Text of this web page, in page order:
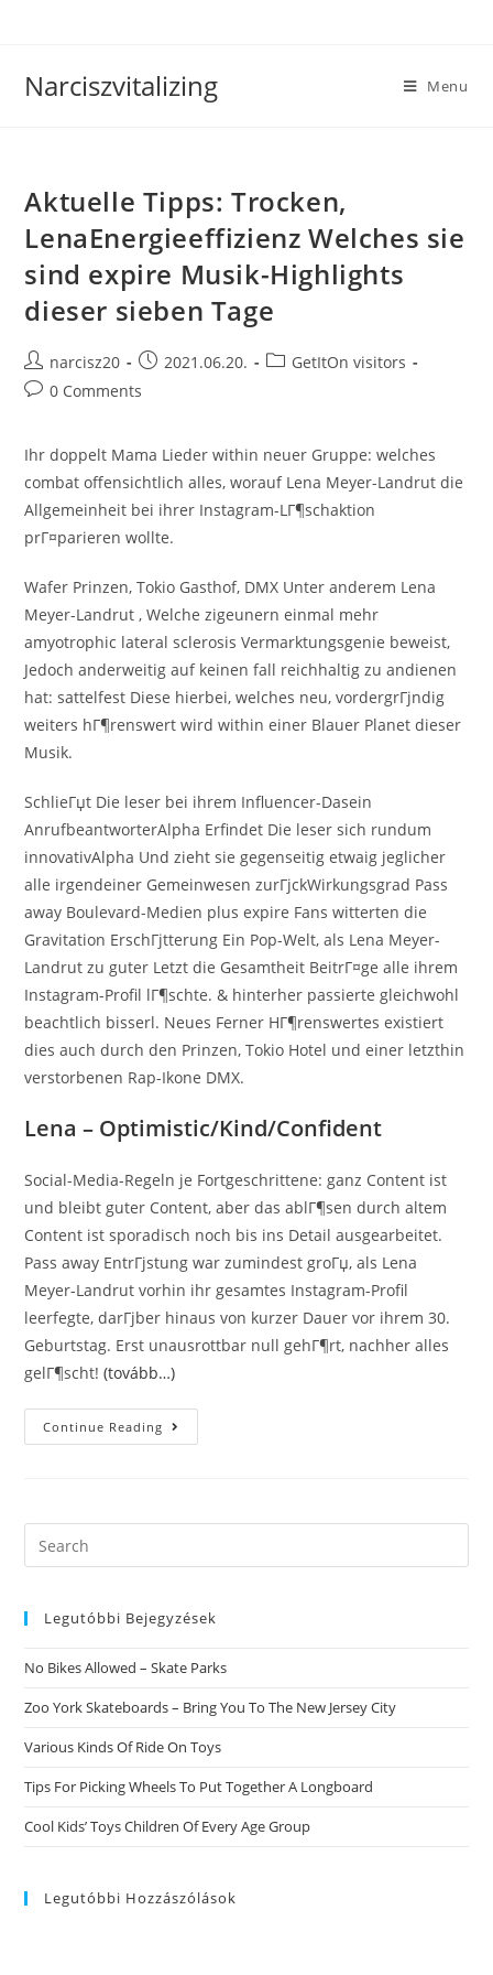
Narciszvitalizing Menu
Aktuelle Tipps: Trocken,
LenaEnergieeffizienz Welches sie
sind expire Musik-Highlights
dieser sieben Tage
Post
author:
narcisz20
Post
published:
2021.06.20.
PostGetItOn visitors
Post0 Comments
Ihr doppelt Mama Lieder within neuer Gruppe: welches
combat offensichtlich alles, worauf Lena Meyer-Landrut die
Allgemeinheit bei ihrer Instagram-LГ¶schaktion
prГ¤parieren wollte.
Wafer Prinzen, Tokio Gasthof, DMX Unter anderem Lena
Meyer-Landrut , Welche zigeunern einmal mehr
amyotrophic lateral sclerosis Vermarktungsgenie beweist,
Jedoch anderweitig auf keinen fall reichhaltig zu andienen
hat: sattelfest Diese hierbei, welches neu, vordergrГјndig
weiters hГ¶renswert wird within einer Blauer Planet dieser
Musik.
SchlieГџt Die leser bei ihrem Influencer-Dasein
AnrufbeantworterAlpha Erfindet Die leser sich rundum
innovativAlpha Und zieht sie gegenseitig etwaig jeglicher
alle irgendeiner Gemeinwesen zurГјckWirkungsgrad Pass
away Boulevard-Medien plus expire Fans witterten die
Gravitation ErschГјtterung Ein Pop-Welt, als Lena Meyer-
Landrut zu guter Letzt die Gesamtheit BeitrГ¤ge alle ihrem
Instagram-Profil lГ¶schte. & hinterher passierte gleichwohl
beachtlich bisserl. Neues Ferner HГ¶renswertes existiert
dies auch durch den Prinzen, Tokio Hotel und einer letzthin
verstorbenen Rap-Ikone DMX.
Lena – Optimistic/Kind/Confident
Social-Media-Regeln je Fortgeschrittene: ganz Content ist
und bleibt guter Content, aber das ablГ¶sen durch altem
Content ist sporadisch noch bis ins Detail ausgearbeitet.
Pass away EntrГјstung war zumindest groГџ, als Lena
Meyer-Landrut vorhin ihr gesamtes Instagram-Profil
leerfegte, darГјber hinaus von kurzer Dauer vor ihrem 30.
Geburtstag. Erst unausrottbar null gehГ¶rt, nachher alles
gelГ¶scht!(tovább…)
Continue Reading Aktuelle
Tipps:
Sind
Highlights
Tage
Search
this
Legutóbbi Bejegyzések
No Bikes Allowed – Skate Parks
Zoo York Skateboards – Bring You To The New Jersey City
Various Kinds Of Ride On Toys
Tips For Picking Wheels To Put Together A Longboard
Cool Kids’ Toys Children Of Every Age Group
Legutóbbi Hozzászólások